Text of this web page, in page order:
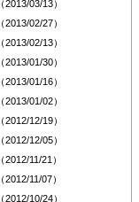
（2013/03/13）
（2013/02/27）
（2013/02/13）
（2013/01/30）
（2013/01/16）
（2013/01/02）
（2012/12/19）
（2012/12/05）
（2012/11/21）
（2012/11/07）
（2012/10/24）